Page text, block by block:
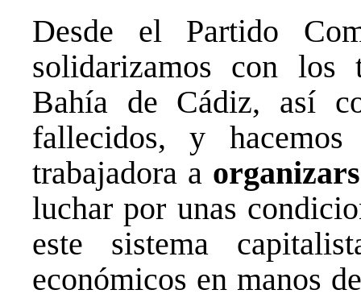
Desde el Partido
solidarizamos con los
Bahía de Cádiz, así
fallecidos, y
trabajadora a
luchar por unas
este sistema
económicos en manos